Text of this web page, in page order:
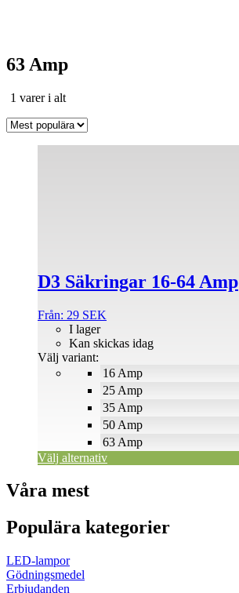
63 Amp
1 varer i altSortera
popularitet
D3 Säkringar 16-64 Amp
Från: 29 SEK
16 Amp
25 Amp
35 Amp
50 Amp
63 Amp
I lager
Kan skickas idag
Välj variant:
Välj alternativ
kan
väljas
produktsidan
Våra mest
Populära kategorier
LED-lampor
Gödningsmedel
Erbjudanden